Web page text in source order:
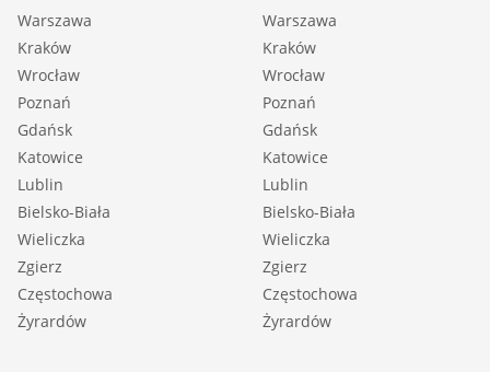
Warszawa
Kraków
Wrocław
Poznań
Gdańsk
Katowice
Lublin
Bielsko-Biała
Wieliczka
Zgierz
Częstochowa
Żyrardów
Warszawa
Kraków
Wrocław
Poznań
Gdańsk
Katowice
Lublin
Bielsko-Biała
Wieliczka
Zgierz
Częstochowa
Żyrardów